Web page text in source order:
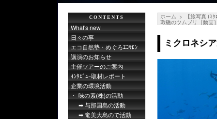
ホーム 【旅写真 (ﾐ
環礁のツムブリ［動画
ミクロネシ
CONTENTS
What's new
日々の事
エコ自然塾・めぐろｴｺｻﾛﾝ
講演のお知らせ
主催ツアーのご案内
ｲﾝﾀﾋﾞｭｰ取材レポート
企業の環境活動
味の素(株)の活動
与那国島の活動
奄美大島ので活動